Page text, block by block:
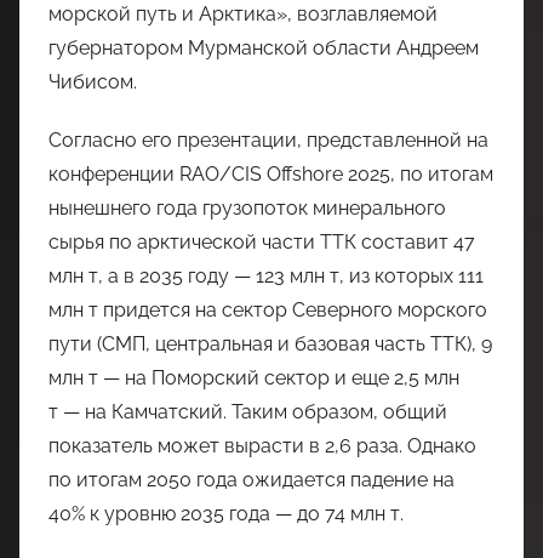
морской путь и Арктика», возглавляемой
губернатором Мурманской области Андреем
Чибисом.
Согласно его презентации, представленной на
конференции RAO/CIS Offshore 2025, по итогам
нынешнего года грузопоток минерального
сырья по арктической части ТТК составит 47
млн т, а в 2035 году — 123 млн т, из которых 111
млн т придется на сектор Северного морского
пути (СМП, центральная и базовая часть ТТК), 9
млн т — на Поморский сектор и еще 2,5 млн
т — на Камчатский. Таким образом, общий
показатель может вырасти в 2,6 раза. Однако
по итогам 2050 года ожидается падение на
40% к уровню 2035 года — до 74 млн т.